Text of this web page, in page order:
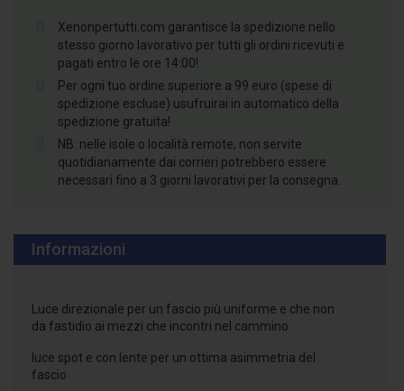
Xenonpertutti.com garantisce la spedizione nello
stesso giorno lavorativo per tutti gli ordini ricevuti e
pagati entro le ore 14:00!
Per ogni tuo ordine superiore a 99 euro (spese di
spedizione escluse) usufruirai in automatico della
spedizione gratuita!
NB: nelle isole o località remote, non servite
quotidianamente dai corrieri potrebbero essere
necessari fino a 3 giorni lavorativi per la consegna.
Informazioni
Luce direzionale per un fascio più uniforme e che non
da fastidio ai mezzi che incontri nel cammino.
luce spot e con lente per un ottima asimmetria del
fascio